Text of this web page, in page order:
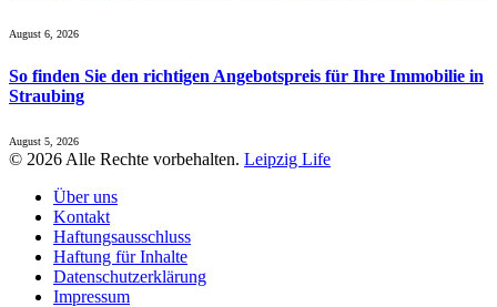
August 6, 2026
So finden Sie den richtigen Angebotspreis für Ihre Immobilie in
Straubing
August 5, 2026
© 2026 Alle Rechte vorbehalten. Leipzig Life
Über uns
Kontakt
Haftungsausschluss
Haftung für Inhalte
Datenschutzerklärung
Impressum